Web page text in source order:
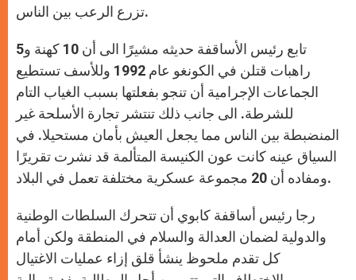
تزرع الرعب بين الناس.
تابع رئيس الأساقفة حديثه مشيرًا الى أن 10 كهنة و5
راهبات قتلن في الكونغو عام 1992 وللأسف تستطيع
الجماعات الإجرامية أن تنجو بفعلتها بسبب الغياب التام
للشرطة. الى جانب ذلك تنتشر تجارة الأسلحة غير
المنضبطة بين الناس مما يجعل العيش بأمان مستحيلا. في
السياق عينه كانت عون الكنيسة المتألمة قد نشرت تقريرًا
ومفاده أن 20 مجموعة عسكرية مختلفة تعمل في البلاد.
رجا رئيس أساقفة كابوي أن تتحرك السلطات الوطنية
والدولية لضمان العدالة والسلام في المنطقة ولكن أمام
كل تقدم ملحوظ ينشأ قلق إزاء عمليات الاغتيال